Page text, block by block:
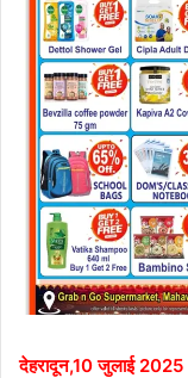
देहरादून,10 जुलाई 2025